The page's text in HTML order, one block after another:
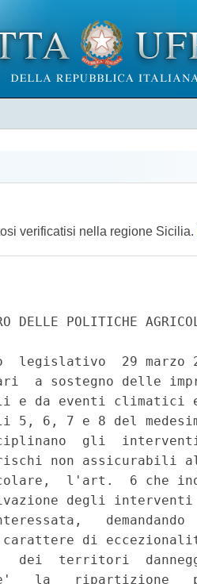
verificatisi nella regione Sicilia.